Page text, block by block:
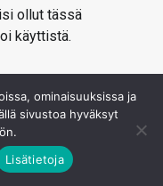
ollut tässä
käyttistä.
ominaisuuksissa ja
sivustoa hyväksyt
Lisätietoja